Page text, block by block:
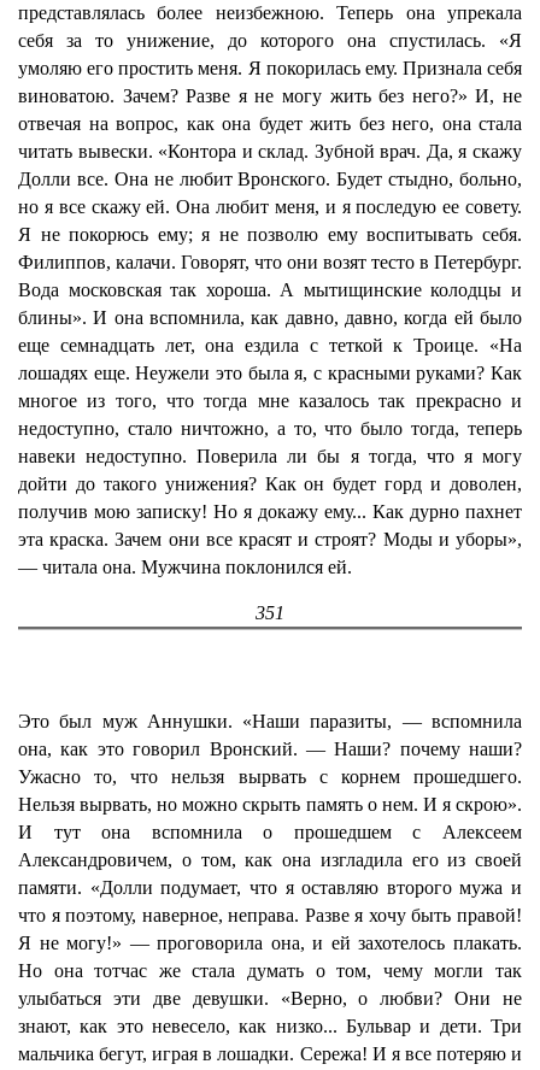
представлялась более неизбежною. Теперь она упрекала
себя за то унижение, до которого она спустилась. «Я
умоляю его простить меня. Я покорилась ему. Признала себя
виноватою. Зачем? Разве я не могу жить без него?» И, не
отвечая на вопрос, как она будет жить без него, она стала
читать вывески. «Контора и склад. Зубной врач. Да, я скажу
Долли все. Она не любит Вронского. Будет стыдно, больно,
но я все скажу ей. Она любит меня, и я последую ее совету.
Я не покорюсь ему; я не позволю ему воспитывать себя.
Филиппов, калачи. Говорят, что они возят тесто в Петербург.
Вода московская так хороша. А мытищинские колодцы и
блины». И она вспомнила, как давно, давно, когда ей было
еще семнадцать лет, она ездила с теткой к Троице. «На
лошадях еще. Неужели это была я, с красными руками? Как
многое из того, что тогда мне казалось так прекрасно и
недоступно, стало ничтожно, а то, что было тогда, теперь
навеки недоступно. Поверила ли бы я тогда, что я могу
дойти до такого унижения? Как он будет горд и доволен,
получив мою записку! Но я докажу ему... Как дурно пахнет
эта краска. Зачем они все красят и строят? Моды и уборы»,
— читала она. Мужчина поклонился ей.
351
Это был муж Аннушки. «Наши паразиты, — вспомнила
она, как это говорил Вронский. — Наши? почему наши?
Ужасно то, что нельзя вырвать с корнем прошедшего.
Нельзя вырвать, но можно скрыть память о нем. И я скрою».
И тут она вспомнила о прошедшем с Алексеем
Александровичем, о том, как она изгладила его из своей
памяти. «Долли подумает, что я оставляю второго мужа и
что я поэтому, наверное, неправа. Разве я хочу быть правой!
Я не могу!» — проговорила она, и ей захотелось плакать.
Но она тотчас же стала думать о том, чему могли так
улыбаться эти две девушки. «Верно, о любви? Они не
знают, как это невесело, как низко... Бульвар и дети. Три
мальчика бегут, играя в лошадки. Сережа! И я все потеряю и